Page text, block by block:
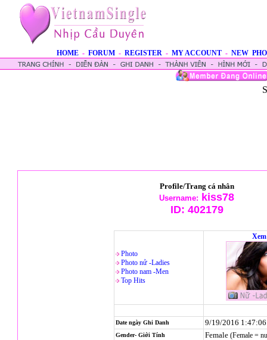
HOME - FORUM - REGISTER - MY ACCOUNT - NEW
Profile/Trang cá nhân
Username: kiss78
ID: 402179
Photo
Photo nử -Ladies
Photo nam -Men
Top Hits
Date ngày Ghi Danh 9/19/2016
Gender- Giới Tính Female (Female =